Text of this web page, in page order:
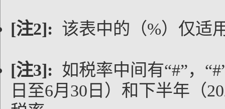
[注2]: 该表中的（%）仅适
[注3]: 如税率中间有“#”，
日至6月30日）和下半年（